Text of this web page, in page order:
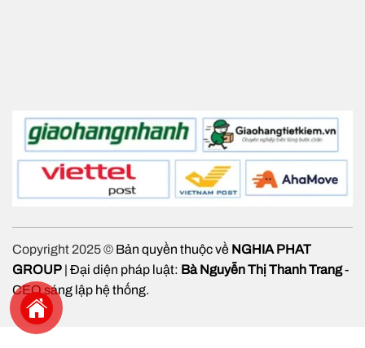
Copyright 2025 © Bản quyền thuộc về NGHIA PHAT
GROUP | Đại diện pháp luật: Bà Nguyễn Thị Thanh Trang-
CEO sáng lập hệ thống.